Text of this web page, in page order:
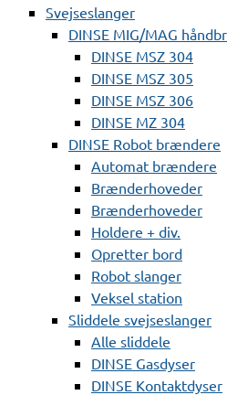
Svejseslanger
DINSE MIG/MAG
DINSE MSZ 304
DINSE MSZ 305
DINSE MSZ 306
DINSE MZ 304
DINSE Robot brændere
Automat brændere
Brænderhoveder
Brænderhoveder
Holdere + div.
Opretter bord
Robot slanger
Veksel station
Sliddele svejseslanger
Alle sliddele
DINSE Gasdyser
DINSE Kontaktdyser